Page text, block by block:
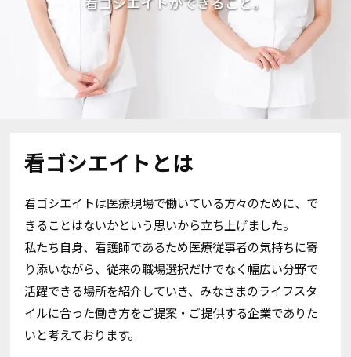
看ゴシエイトとは
看ゴシエイトは医療現場で働いている方々のために、で
きることはないかという思いから立ち上げました。
私たち自身、看護師であるため医療従事者の気持ちに寄
り添いながら、従来の職場選択だけでなく幅広い分野で
活躍できる場所を紹介していき、みなさまのライフスタ
イルに合った働き方をご提案・ご提供する企業でありた
いと考えております。